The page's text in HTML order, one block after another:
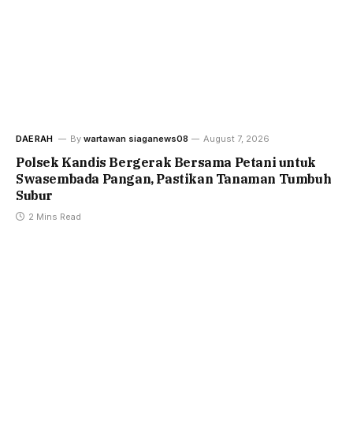
DAERAH By wartawan siaganews08 August 7, 2026
Polsek Kandis Bergerak Bersama Petani untuk
Swasembada Pangan, Pastikan Tanaman Tumbuh
Subur
2 Mins Read